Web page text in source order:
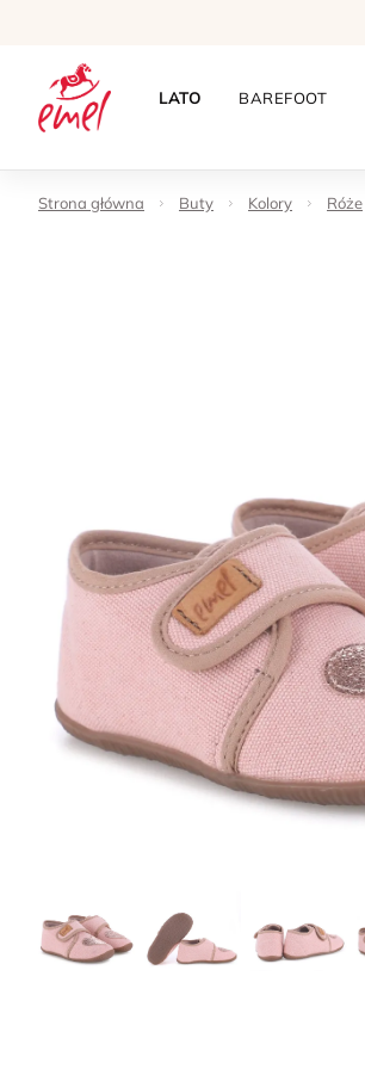
LATO BAREFOOT
Strona główna Buty Kolory Róże